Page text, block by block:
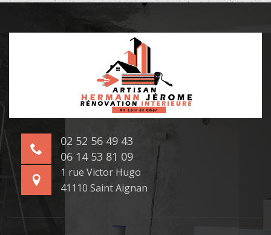
02 52 56 49 43
06 14 53 81 09
1 rue Victor Hugo
41110 Saint Aignan